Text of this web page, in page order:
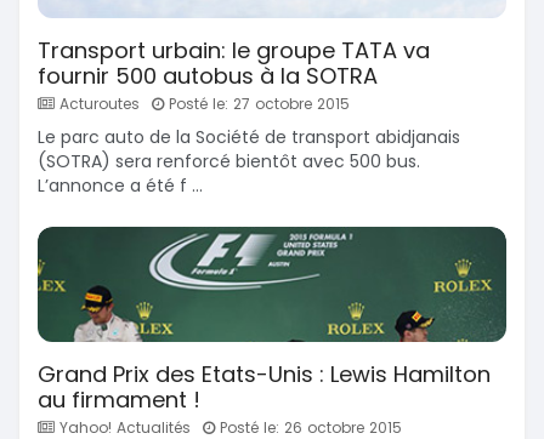
Transport urbain: le groupe TATA va
fournir 500 autobus à la SOTRA
Acturoutes Posté le: 27 octobre 2015
Le parc auto de la Société de transport abidjanais
(SOTRA) sera renforcé bientôt avec 500 bus.
L’annonce a été f ...
Grand Prix des Etats-Unis : Lewis Hamilton
au firmament !
Yahoo! Actualités Posté le: 26 octobre 2015